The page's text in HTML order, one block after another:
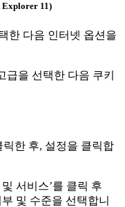
Explorer 11)
한 다음 인터넷 옵션을
을 선택한 다음 쿠키
릭한 후, 설정을 클릭합
서비스’를 클릭 후
및 수준을 선택합니